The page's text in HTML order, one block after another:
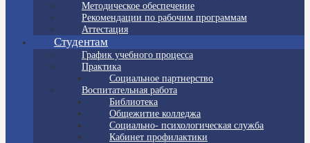
Методическое обеспечение
Рекомендации по рабочим программам
Аттестация
Студентам
График учебного процесса
Практика
Социальное партнерство
Воспитательная работа
Библиотека
Общежитие колледжа
Социально- психологическая служба
Кабинет профилактики